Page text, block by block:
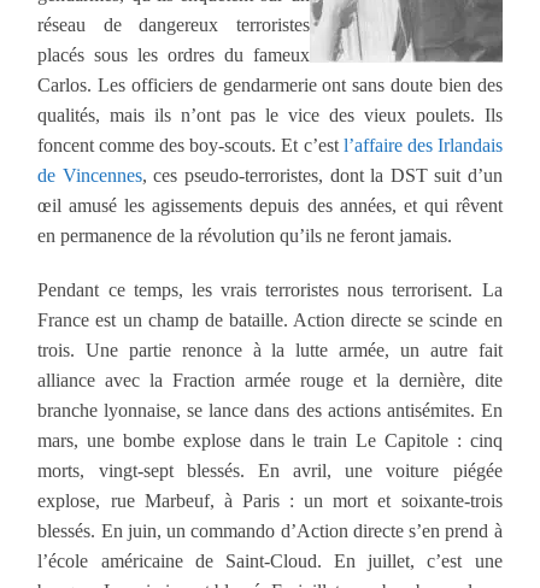
réseau de dangereux terroristes
placés sous les ordres du fameux
Carlos. Les officiers de gendarmerie ont sans doute bien des
qualités, mais ils n’ont pas le vice des vieux poulets. Ils
foncent comme des boy-scouts. Et c’est l’affaire des Irlandais
de Vincennes, ces pseudo-terroristes, dont la DST suit d’un
œil amusé les agissements depuis des années, et qui rêvent
en permanence de la révolution qu’ils ne feront jamais.
Pendant ce temps, les vrais terroristes nous terrorisent. La
France est un champ de bataille. Action directe se scinde en
trois. Une partie renonce à la lutte armée, un autre fait
alliance avec la Fraction armée rouge et la dernière, dite
branche lyonnaise, se lance dans des actions antisémites. En
mars, une bombe explose dans le train Le Capitole : cinq
morts, vingt-sept blessés. En avril, une voiture piégée
explose, rue Marbeuf, à Paris : un mort et soixante-trois
blessés. En juin, un commando d’Action directe s’en prend à
l’école américaine de Saint-Cloud. En juillet, c’est une